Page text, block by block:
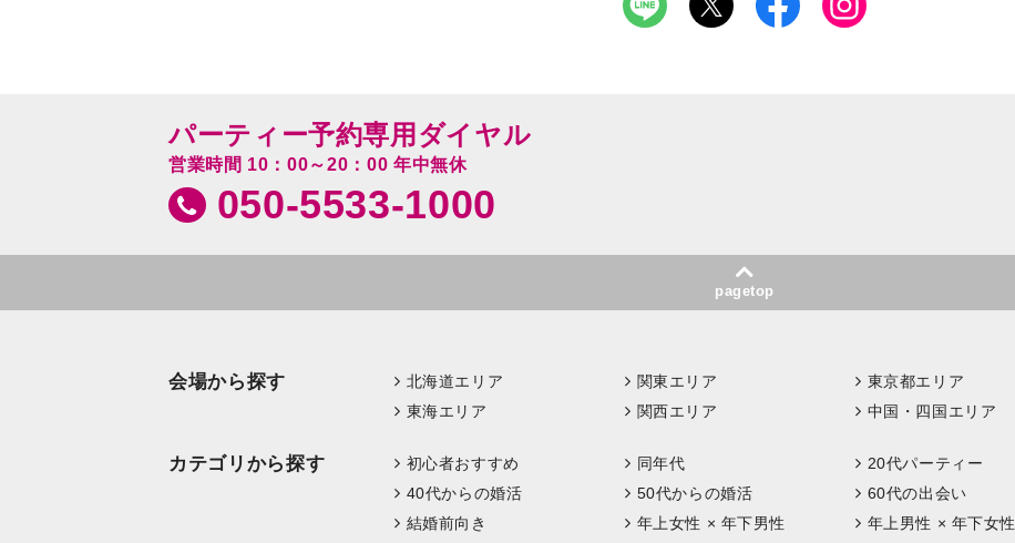
パーティー予約専用ダイヤル
営業時間 10：00～20：00 年中無休
050-5533-1000
pagetop
会場から探す 北海道エリア 関東エリア 東京都エリア
東海エリア
関西エリア 中国・四国エリア
カテゴリから探す 初心者おすすめ 同年代 20代パーティー
40代からの婚活
50代からの婚活 60代の出会い
結婚前向き
年上女性 × 年下男性 年上男性 × 年下女性